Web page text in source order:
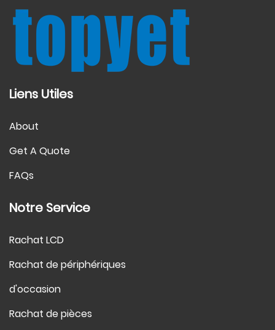
Liens Utiles
About
Get A Quote
FAQs
Notre Service
Rachat LCD
Rachat de périphériques
d'occasion
Rachat de pièces